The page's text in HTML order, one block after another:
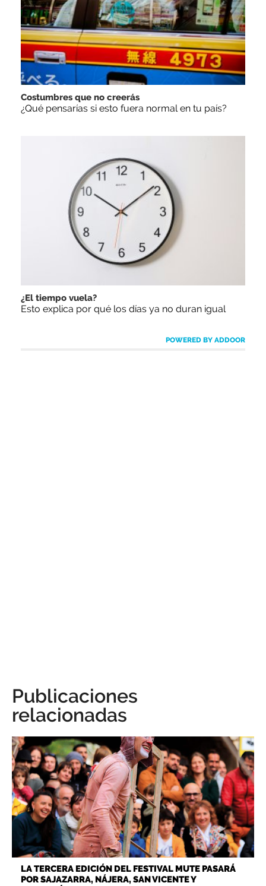
Costumbres que no creerás
¿Qué pensarías si esto fuera normal en tu país?
¿El tiempo vuela?
Esto explica por qué los días ya no duran igual
POWERED BY ADDOOR
Publicaciones
relacionadas
LA TERCERA EDICIÓN DEL FESTIVAL MUTE PASARÁ
POR SAJAZARRA, NÁJERA, SAN VICENTE Y